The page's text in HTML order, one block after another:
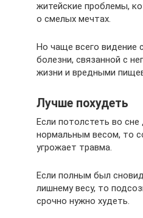
житейские проблемы,
о смелых мечтах.
Но чаще всего видение
болезни, связанной с
жизни и вредными
Лучше похудеть
Если потолстеть во сне
нормальным весом, то
угрожает травма.
Если полным был
лишнему весу, то
срочно нужно худеть.